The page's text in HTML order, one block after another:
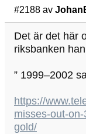
#2188 av
Det är det här
riksbanken
” 1999–2002
https://
misses-out-
gold/